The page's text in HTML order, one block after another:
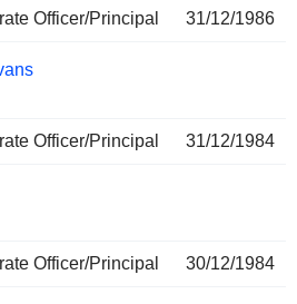
Officer/Principal 31/12/1986
Officer/Principal 31/12/1984
Officer/Principal 30/12/1984